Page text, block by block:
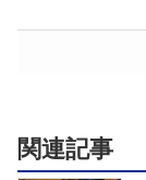
関連記事